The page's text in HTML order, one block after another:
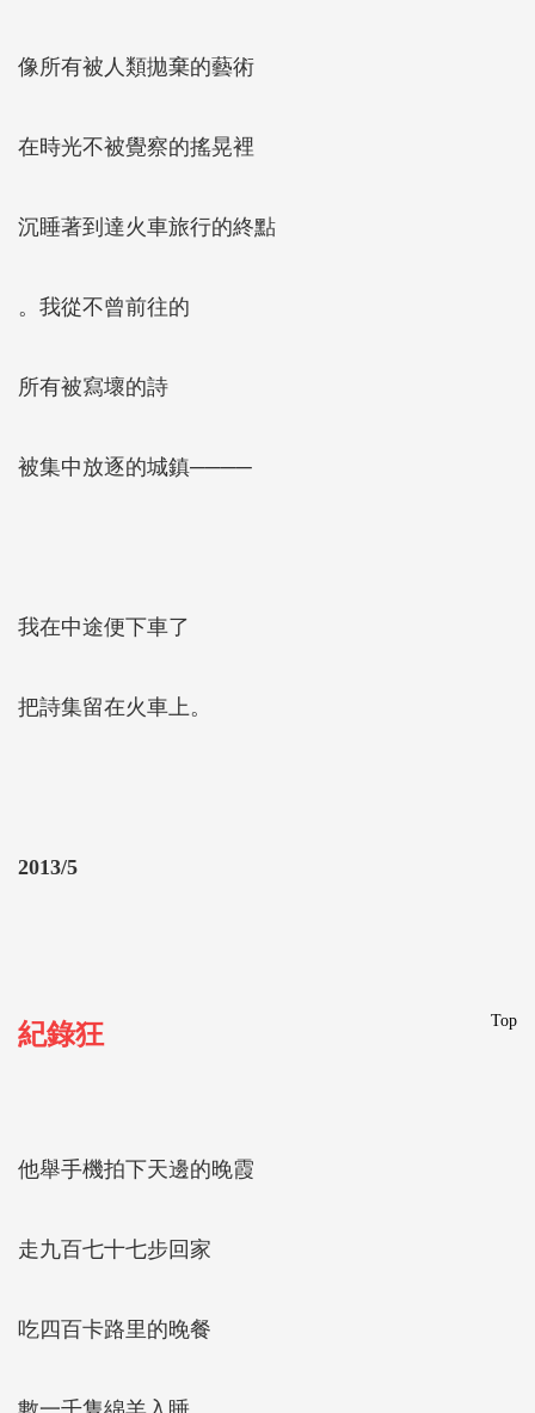
像所有被人類拋棄的藝術
在時光不被覺察的搖晃裡
沉睡著到達火車旅行的終點
。我從不曾前往的
所有被寫壞的詩
被集中放逐的城鎮────
我在中途便下車了
把詩集留在火車上。
2013/5
Top
紀錄狂
他舉手機拍下天邊的晚霞
走九百七十七步回家
吃四百卡路里的晚餐